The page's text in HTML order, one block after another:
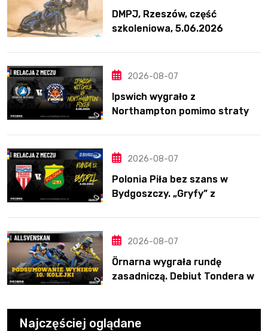
DMPJ, Rzeszów, część
szkoleniowa, 5.06.2026
2026-08-07
Ipswich wygrało z
Northampton pomimo straty
2026-08-07
Polonia Piła bez szans w
Bydgoszczy. „Gryfy” z
2026-08-07
Örnarna wygrała rundę
zasadniczą. Debiut Tondera w
Najczęściej oglądane